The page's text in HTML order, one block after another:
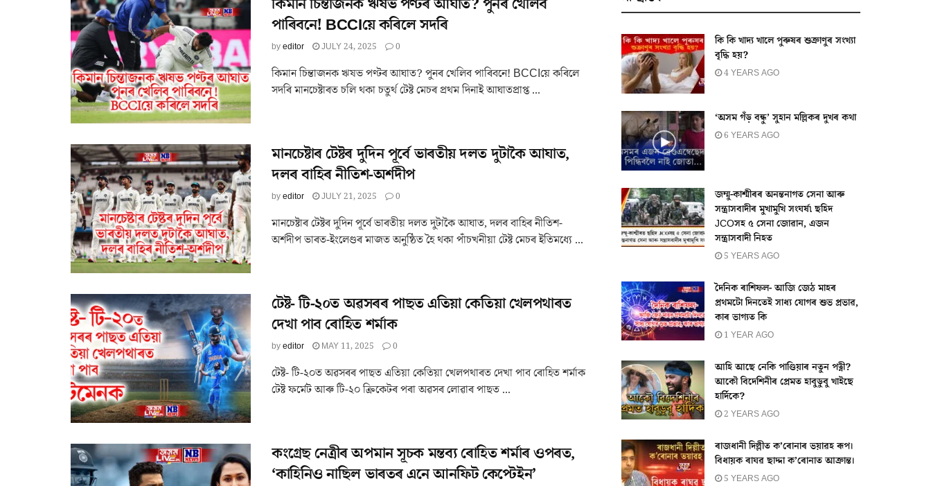
কিমান চিন্তাজনক ঋষভ পণ্টৰ আঘাত? পুনৰ খেলিব
পাৰিবনে! BCCIয়ে কৰিলে সদৰি
byeditor JULY 24, 2025 0
কিমান চিন্তাজনক ঋষভ পণ্টৰ আঘাত? পুনৰ খেলিব পাৰিবনে! BCCIয়ে কৰিলে
সদৰি মানচেষ্টাৰত চলি থকা চতুৰ্থ টেষ্ট মেচৰ প্ৰথম দিনাই আঘাতপ্ৰাপ্ত ...
মানচেষ্টাৰ টেষ্টৰ দুদিন পূৰ্বে ভাৰতীয় দলত দুটাকৈ আঘাত,
দলৰ বাহিৰ নীতিশ-অৰ্শদীপ
byeditor JULY 21, 2025 0
মানচেষ্টাৰ টেষ্টৰ দুদিন পূৰ্বে ভাৰতীয় দলত দুটাকৈ আঘাত, দলৰ বাহিৰ নীতিশ-
অৰ্শদীপ ভাৰত-ইংলেণ্ডৰ মাজত অনুষ্ঠিত হৈ থকা পাঁচখনীয়া টেষ্ট মেচৰ ইতিমধ্যে ...
টেষ্ট- টি-২০ত অৱসৰৰ পাছত এতিয়া কেতিয়া খেলপথাৰত
দেখা পাব ৰোহিত শৰ্মাক
byeditor MAY 11, 2025 0
টেষ্ট- টি-২০ত অৱসৰৰ পাছত এতিয়া কেতিয়া খেলপথাৰত দেখা পাব ৰোহিত শৰ্মাক
টেষ্ট ফৰ্মেট আৰু টি-২০ ক্ৰিকেটৰ পৰা অৱসৰ লোৱাৰ পাছত ...
কংগ্ৰেছ নেত্ৰীৰ অপমান সূচক মন্তব্য ৰোহিত শৰ্মাৰ ওপৰত,
‘কাহিনিও নাছিল ভাৰতৰ এনে আনফিট কেপ্টেইন’
কি কি খাদ্য খালে পুৰুষৰ শুক্ৰাণুৰ সংখ্যা
বৃদ্ধি হয়?
4 YEARS AGO
‘অসম গঁড় বন্ধু’ সুহান মল্লিকৰ দুখৰ কথা
6 YEARS AGO
জম্মু-কাশ্মীৰৰ অনন্তনাগত সেনা আৰু
সন্ত্ৰাসবাদীৰ মুখামুখি সংঘৰ্ষ৷ ছহিদ
JCOসহ ৫ সেনা জোৱান, এজন
সন্ত্ৰাসবাদী নিহত
5 YEARS AGO
দৈনিক ৰাশিফল- আজি জেঠ মাহৰ
প্ৰথমটো দিনতেই সাধ্য যোগৰ শুভ প্ৰভাৱ,
কাৰ ভাগ্যত কি
1 YEAR AGO
আহি আছে নেকি পাণ্ডিয়াৰ নতুন পত্নী?
আকৌ বিদেশিনীৰ প্ৰেমত হাবুডুবু খাইছে
হাৰ্দিকে?
2 YEARS AGO
ৰাজধানী দিল্লীত ক’ৰোনাৰ ভয়াৱহ ৰূপ।
বিধায়ক ৰাঘৱ ছাদ্দা ক’ৰোনাত আক্ৰান্ত।
5 YEARS AGO